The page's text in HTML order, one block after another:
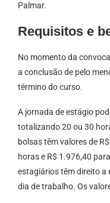
Palmar.
Requisitos e
No momento da
a conclusão de pelo
término do curso.
A jornada de estágio
totalizando 20 ou 30
bolsas têm valores de
horas e R$ 1.976,40
estagiários têm direito a
dia de trabalho. Os